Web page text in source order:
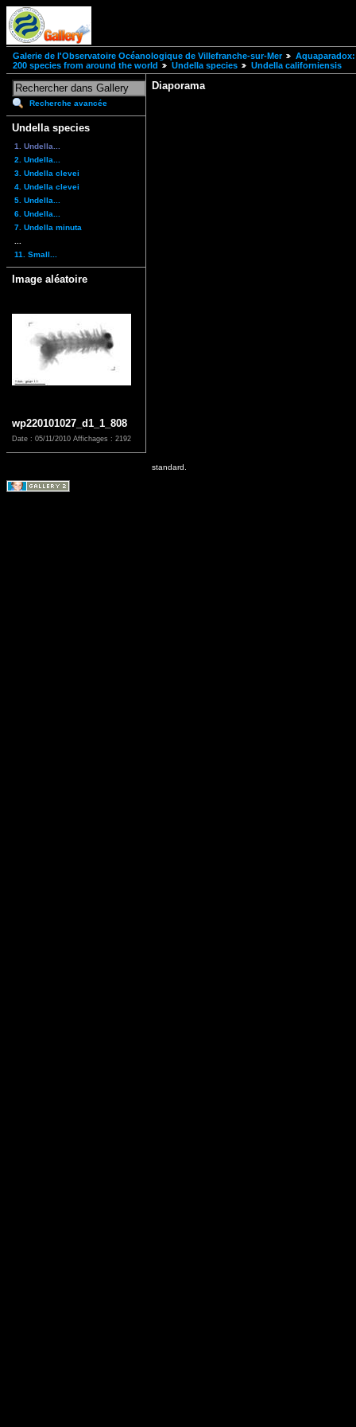
Galerie de l'Observatoire Océanologique de Villefranche-sur-Mer
200 species from around the world
Undella species Undella californiensis
Recherche avancée
Undella species
1. Undella...
2. Undella...
3. Undella clevei
4. Undella clevei
5. Undella...
6. Undella...
7. Undella minuta
11. Small...
Image aléatoire
wp220101027_d1_1_808
Date : 05/11/2010 Affichages : 2192
Diaporama
standard.